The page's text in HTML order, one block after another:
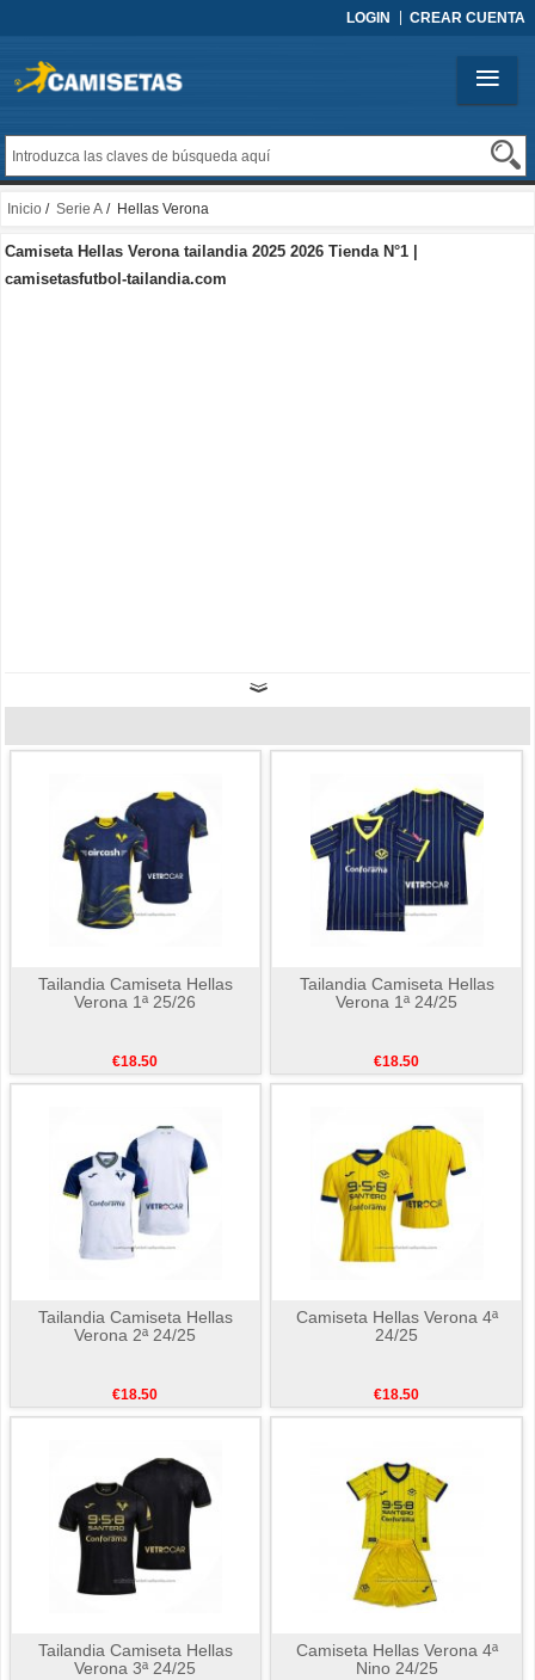
LOGIN CREAR CUENTA
Inicio / Serie A / Hellas Verona
Camiseta Hellas Verona tailandia 2025 2026 Tienda N°1 |
camisetasfutbol-tailandia.com
Tailandia Camiseta Hellas
Verona 1ª 25/26
€18.50
Tailandia Camiseta Hellas
Verona 1ª 24/25
€18.50
Tailandia Camiseta Hellas
Verona 2ª 24/25
€18.50
Camiseta Hellas Verona 4ª
24/25
€18.50
Tailandia Camiseta Hellas
Verona 3ª 24/25
Camiseta Hellas Verona 4ª
Nino 24/25